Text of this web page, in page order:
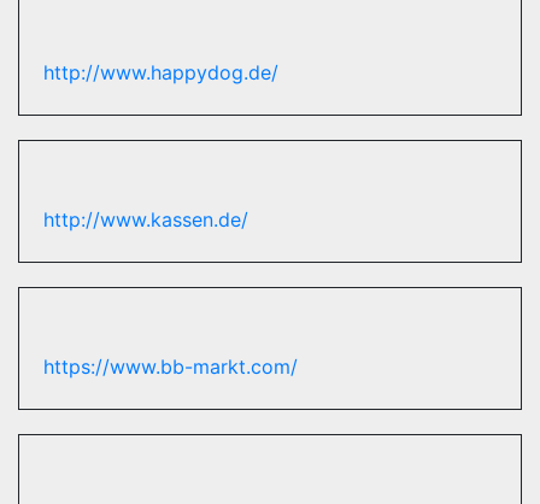
http://www.happydog.de/
http://www.kassen.de/
https://www.bb-markt.com/